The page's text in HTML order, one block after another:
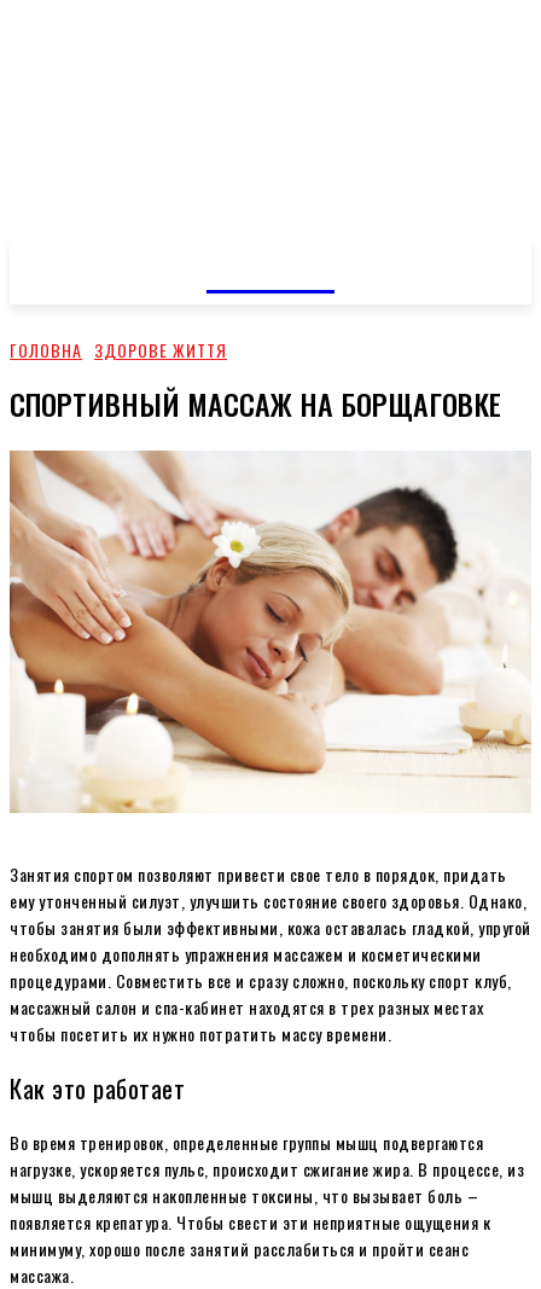
ГОЛОВНА ЗДОРОВЕ ЖИТТЯ
СПОРТИВНЫЙ МАССАЖ НА БОРЩАГОВКЕ
Занятия спортом позволяют привести свое тело в порядок, придать
ему утонченный силуэт, улучшить состояние своего здоровья. Однако,
чтобы занятия были эффективными, кожа оставалась гладкой, упругой
необходимо дополнять упражнения массажем и косметическими
процедурами. Совместить все и сразу сложно, поскольку спорт клуб,
массажный салон и спа-кабинет находятся в трех разных местах
чтобы посетить их нужно потратить массу времени.
Как это работает
Во время тренировок, определенные группы мышц подвергаются
нагрузке, ускоряется пульс, происходит сжигание жира. В процессе, из
мышц выделяются накопленные токсины, что вызывает боль –
появляется крепатура. Чтобы свести эти неприятные ощущения к
минимуму, хорошо после занятий расслабиться и пройти сеанс
массажа.